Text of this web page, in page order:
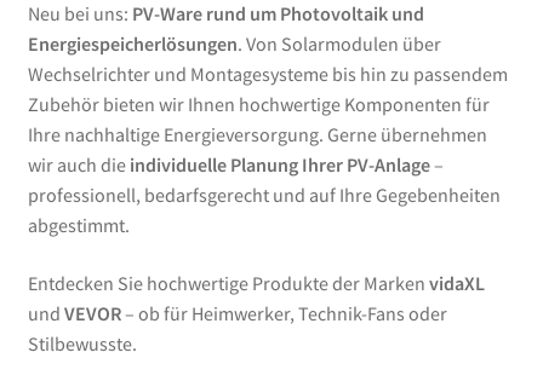
Neu bei uns: PV-Ware rund um Photovoltaik und
Energiespeicherlösungen. Von Solarmodulen über
Wechselrichter und Montagesysteme bis hin zu passendem
Zubehör bieten wir Ihnen hochwertige Komponenten für
Ihre nachhaltige Energieversorgung. Gerne übernehmen
wir auch die individuelle Planung Ihrer PV-Anlage–
professionell, bedarfsgerecht und auf Ihre Gegebenheiten
abgestimmt.
Entdecken Sie hochwertige Produkte der Marken vidaXL
und VEVOR– ob für Heimwerker, Technik-Fans oder
Stilbewusste.